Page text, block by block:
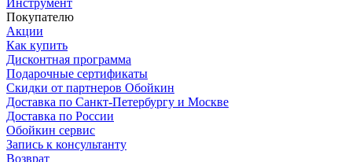
Инструмент
Покупателю
Акции
Как купить
Дисконтная программа
Подарочные сертификаты
Скидки от партнеров Обойкин
Доставка по Санкт-Петербургу и Москве
Доставка по России
Обойкин сервис
Запись к консультанту
Возврат